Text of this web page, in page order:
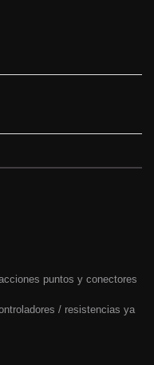
puntos y conectores
/ resistencias ya